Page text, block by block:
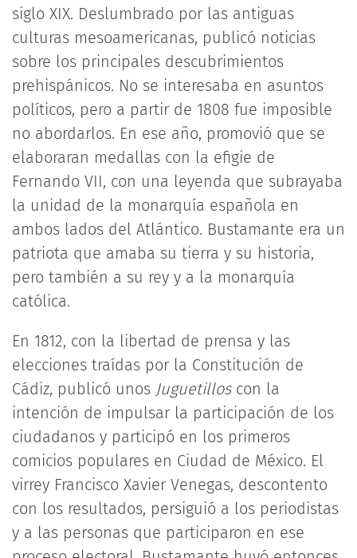
siglo XIX. Deslumbrado por las antiguas
culturas mesoamericanas, publicó noticias
sobre los principales descubrimientos
prehispánicos. No se interesaba en asuntos
políticos, pero a partir de 1808 fue imposible
no abordarlos. En ese año, promovió que se
elaboraran medallas con la efigie de
Fernando VII, con una leyenda que subrayaba
la unidad de la monarquía española en
ambos lados del Atlántico. Bustamante era un
patriota que amaba su tierra y su historia,
pero también a su rey y a la monarquía
católica.
En 1812, con la libertad de prensa y las
elecciones traídas por la Constitución de
Cádiz, publicó unos Juguetilloscon la
intención de impulsar la participación de los
ciudadanos y participó en los primeros
comicios populares en Ciudad de México. El
virrey Francisco Xavier Venegas, descontento
con los resultados, persiguió a los periodistas
y a las personas que participaron en ese